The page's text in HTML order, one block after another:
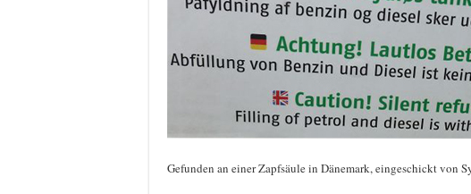
Gefunden an einer Zapfsäule in Dänemark, eingeschickt von